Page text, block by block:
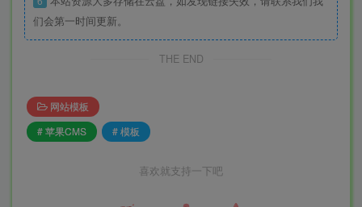
们会第一时间更新。
THE END
网站模板
# 苹果CMS
# 模板
喜欢就支持一下吧